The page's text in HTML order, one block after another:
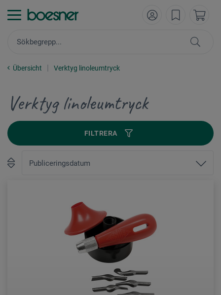
Übersicht Verktyg linoleumtryck
Verktyg linoleumtryck
FILTRERA